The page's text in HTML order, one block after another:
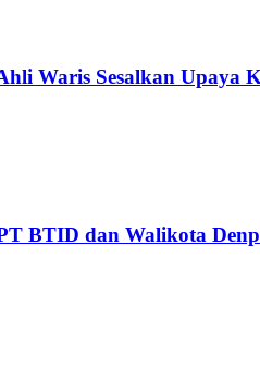
Waris Sesalkan
BTID dan Walikota